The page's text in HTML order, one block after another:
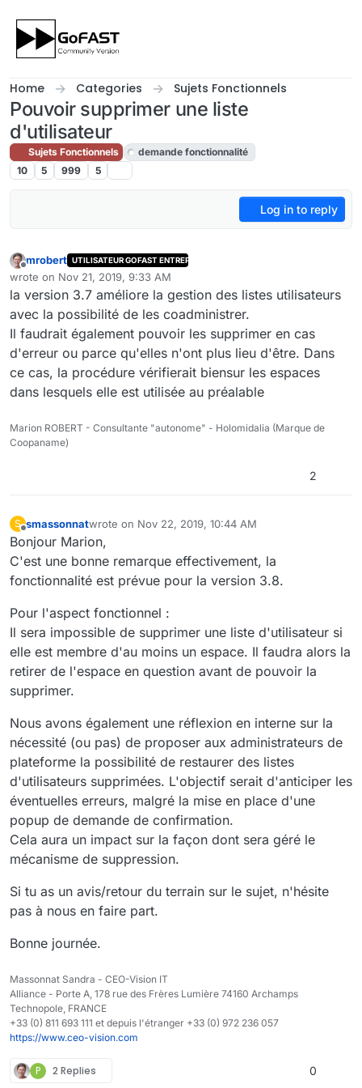
Home Categories Sujets Fonctionnels
Pouvoir supprimer une liste
d'utilisateur
Sujets Fonctionnels
demande fonctionnalité
10
5 999 5
Log in to reply
Offline
mrobert UTILISATEUR GOFAST ENTREPRISE
wrote on Nov 21, 2019, 9:33 AM
last edited by cpotterNov 21, 2019, 12:05 PM
la version 3.7 améliore la gestion des listes utilisateurs
avec la possibilité de les coadministrer.
Il faudrait également pouvoir les supprimer en cas
d'erreur ou parce qu'elles n'ont plus lieu d'être. Dans
ce cas, la procédure vérifierait biensur les espaces
dans lesquels elle est utilisée au préalable
Marion ROBERT - Consultante "autonome" - Holomidalia (Marque de
Coopaname)
2
S
Offline
smassonnatwrote on Nov 22, 2019, 10:44 AM
last edited by
Bonjour Marion,
C'est une bonne remarque effectivement, la
fonctionnalité est prévue pour la version 3.8.
Pour l'aspect fonctionnel :
Il sera impossible de supprimer une liste d'utilisateur si
elle est membre d'au moins un espace. Il faudra alors la
retirer de l'espace en question avant de pouvoir la
supprimer.
Nous avons également une réflexion en interne sur la
nécessité (ou pas) de proposer aux administrateurs de
plateforme la possibilité de restaurer des listes
d'utilisateurs supprimées. L'objectif serait d'anticiper les
éventuelles erreurs, malgré la mise en place d'une
popup de demande de confirmation.
Cela aura un impact sur la façon dont sera géré le
mécanisme de suppression.
Si tu as un avis/retour du terrain sur le sujet, n'hésite
pas à nous en faire part.
Bonne journée.
Massonnat Sandra - CEO-Vision IT
Alliance - Porte A, 178 rue des Frères Lumière 74160 Archamps
Technopole, FRANCE
+33 (0) 811 693 111 et depuis l'étranger +33 (0) 972 236 057
https://www.ceo-vision.com
P 2 Replies 0